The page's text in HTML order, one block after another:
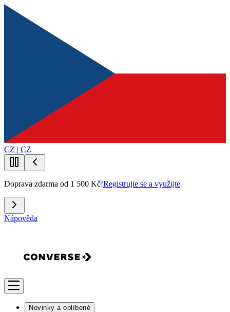
CZ | CZ
Doprava zdarma od 1 500 Kč!Registrujte se a využijte
Nápověda
Novinky a oblíbené